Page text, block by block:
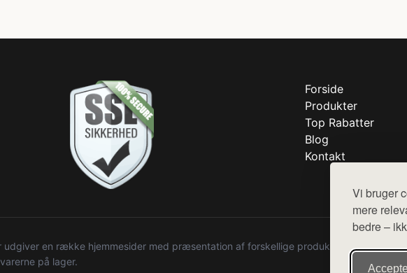
Vi bruger
mere
bedre –
Forside
Produkter
Top Rabatter
Blog
Kontakt
udgiver en række hjemmesider med præsentation af forskellige produkter fra diverse
på lager.